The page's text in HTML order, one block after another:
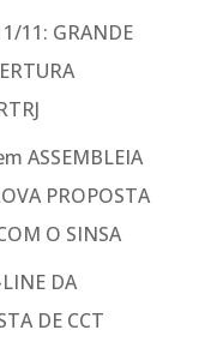
11: GRANDE
ASSEMBLEIA
PROPOSTA
O SINSA
DA
DE CCT